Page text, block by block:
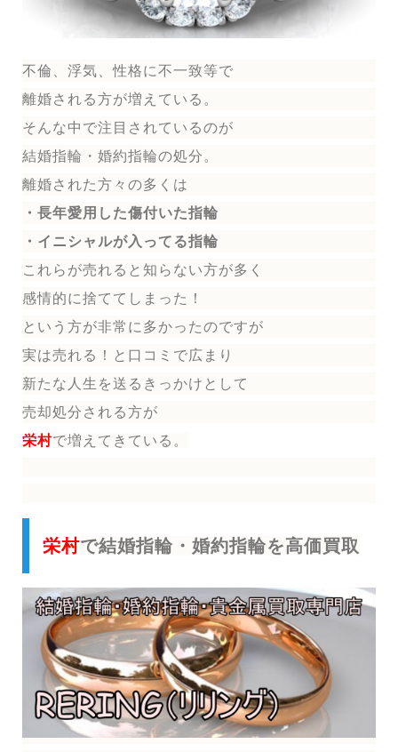
不倫、浮気、性格に不一致等で
離婚される方が増えている。
そんな中で注目されているのが
結婚指輪 ・婚約指輪の処分。
離婚された方々の多くは
・長年愛用した傷付いた指輪
・イニシャルが入ってる指輪
これらが売れると知らない方が多く
感情的に捨ててしまった！
という方が非常に多かったのですが
実は売れる！と口コミで広まり
新たな人生を送る きっかけとして
売却処分される方が
栄村で増えてきている。
栄村で結婚指輪・婚約指輪を高価買取